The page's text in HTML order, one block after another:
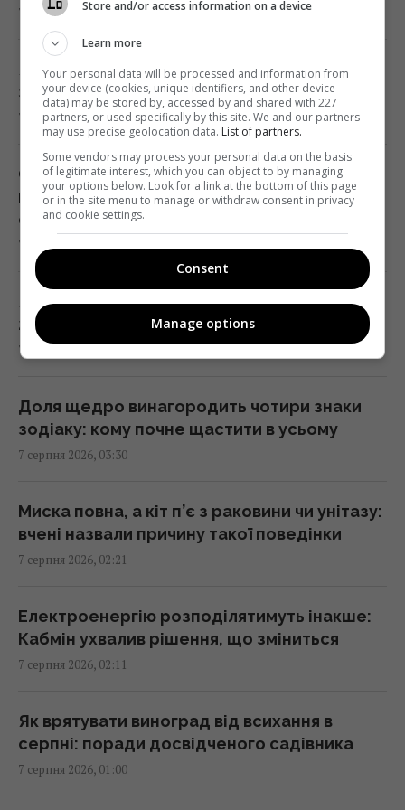
ексчиновниця НАТО про надання ракет
Україні
01:19 п'ятниця, 07 серпня 2026
Одне налаштування, яке варто змінити всім
00:25 п'ятниця, 07 серпня 2026
"Нам самим потрібні": Трамп відреагував на
прохання Зеленського надати ракети до
Patriot
00:22 п'ятниця, 07 серпня 2026
Вчені виявили відбитки пальців на кераміці
23:58 четвер, 06 серпня 2026
Атака дронів на Москву: аналітики оцінили
23:39 четвер, 06 серпня 2026
Жінки з дипломами частіше обирають
дослідження
23:24 четвер, 06 серпня 2026
годинник, - Newsweek
23:07 четвер, 06 серпня 2026
7 серпня 2026, 05:11
Яка ідеальна пара для Близнюків: три
знаки, з якими союз є майже бездоганним
7 серпня 2026, 04:54
Супертест на IQ: потрібно знайти 3
відмінності на картинці лісової вечері за 17
с
7 серпня 2026, 04:00
Як заточити ножиці за допомогою цукру за
2 хвилини - лайфхак від кухаря
7 серпня 2026, 03:58
Доля щедро винагородить чотири знаки
зодіаку: кому почне щастити в усьому
7 серпня 2026, 03:30
Миска повна, а кіт п’є з раковини чи унітазу:
вчені назвали причину такої поведінки
7 серпня 2026, 02:21
Електроенергію розподілятимуть інакше:
Кабмін ухвалив рішення, що зміниться
7 серпня 2026, 02:11
Як врятувати виноград від всихання в
серпні: поради досвідченого садівника
7 серпня 2026, 01:00
Store and/or access information on a device
Learn more
Your personal data will be processed and information from
your device (cookies, unique identifiers, and other device
data) may be stored by, accessed by and shared with 227
partners, or used specifically by this site. We and our partners
may use precise geolocation data. List of partners.
Some vendors may process your personal data on the basis
of legitimate interest, which you can object to by managing
your options below. Look for a link at the bottom of this page
or in the site menu to manage or withdraw consent in privacy
and cookie settings.
Consent
Manage options